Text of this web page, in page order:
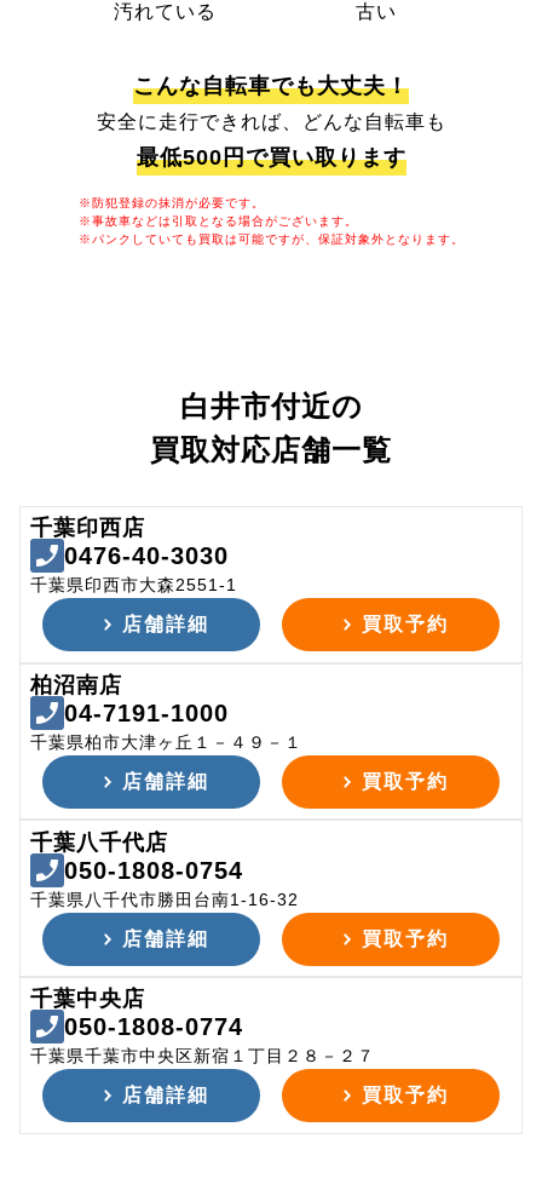
汚れている 古い
こんな自転車でも大丈夫！
安全に走行できれば、どんな自転車も
最低500円で買い取ります
※防犯登録の抹消が必要です。
※事故車などは引取となる場合がございます。
※パンクしていても買取は可能ですが、保証対象外となります。
白井市付近の
買取対応店舗一覧
千葉印西店
0476-40-3030
千葉県印西市大森2551-1
店舗詳細 買取予約
柏沼南店
04-7191-1000
千葉県柏市大津ヶ丘１－４９－１
店舗詳細 買取予約
千葉八千代店
050-1808-0754
千葉県八千代市勝田台南1-16-32
店舗詳細 買取予約
千葉中央店
050-1808-0774
千葉県千葉市中央区新宿１丁目２８－２７
店舗詳細 買取予約